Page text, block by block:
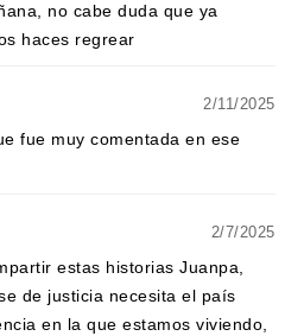
no cabe duda que ya
haces regrear
2/11/2025
fue muy comentada en ese
2/7/2025
estas historias Juanpa,
de justicia necesita el país
en la que estamos viviendo,